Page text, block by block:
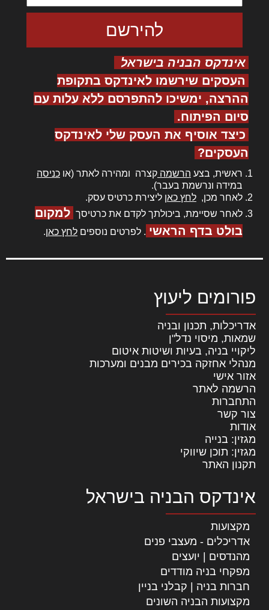
אינדקס הבניה בישראל
העסקים שירשמו לאינדקס בתקופת
ההרצה, ימשיכו להתפרסם ללא עלות עם
סיום הפיתוח.
כיצד אוסיף את העסק שלי לאינדקס
העסקים?
ראשית, בצע הרשמה קצרה ומהירה לאתר (או כניסה
במידה ונרשמת בעבר).
לאחר מכן, לחץ כאן ליצירת כרטיס עסק.
לאחר שסיימת, ביכולתך לקדם את כרטיסך למקום
בולט בדף הראשי . לפרטים נוספים לחץ כאן.
פורומים ליעוץ
אדריכלות, תכנון ובניה
שמאות, מיסוי נדל"ן
ליקויי בניה, בעיות ושיטות איטום
מנהלי אחזקה בכירים מבנים ומערכות
אזור אישי
הרשמה לאתר
התחברות
צור קשר
אודות
מגזין: בנייה
מגזין: תוכן שיווקי
תקנון האתר
אינדקס הבניה בישראל
מקצועות
אדריכלים - מעצבי פנים
מהנדסים | יועצים
מפקחי בניה מודדים
חברות בניה | קבלני בניין
מקצועות הבניה השונים